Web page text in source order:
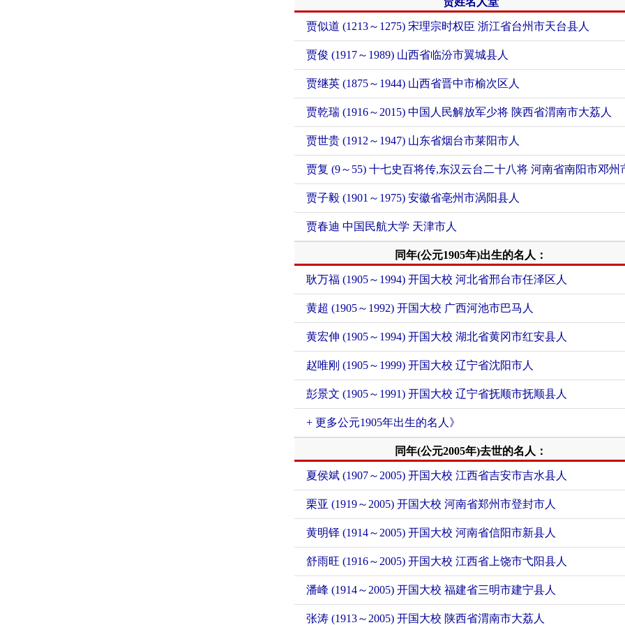
贾似道 (1213～1275) 宋理宗时权臣 浙江省台州市天台县人
贾俊 (1917～1989) 山西省临汾市翼城县人
贾继英 (1875～1944) 山西省晋中市榆次区人
贾乾瑞 (1916～2015) 中国人民解放军少将 陕西省渭南市大荔人
贾世贵 (1912～1947) 山东省烟台市莱阳市人
贾复 (9～55) 十七史百将传,东汉云台二十八将 河南省南阳市邓州
贾子毅 (1901～1975) 安徽省亳州市涡阳县人
贾春迪 中国民航大学 天津市人
同年(公元1905年)出生的名人：
耿万福 (1905～1994) 开国大校 河北省邢台市任泽区人
黄超 (1905～1992) 开国大校 广西河池市巴马人
黄宏伸 (1905～1994) 开国大校 湖北省黄冈市红安县人
赵唯刚 (1905～1999) 开国大校 辽宁省沈阳市人
彭景文 (1905～1991) 开国大校 辽宁省抚顺市抚顺县人
+ 更多公元1905年出生的名人》
同年(公元2005年)去世的名人：
夏侯斌 (1907～2005) 开国大校 江西省吉安市吉水县人
栗亚 (1919～2005) 开国大校 河南省郑州市登封市人
黄明铎 (1914～2005) 开国大校 河南省信阳市新县人
舒雨旺 (1916～2005) 开国大校 江西省上饶市弋阳县人
潘峰 (1914～2005) 开国大校 福建省三明市建宁县人
张涛 (1913～2005) 开国大校 陕西省渭南市大荔人